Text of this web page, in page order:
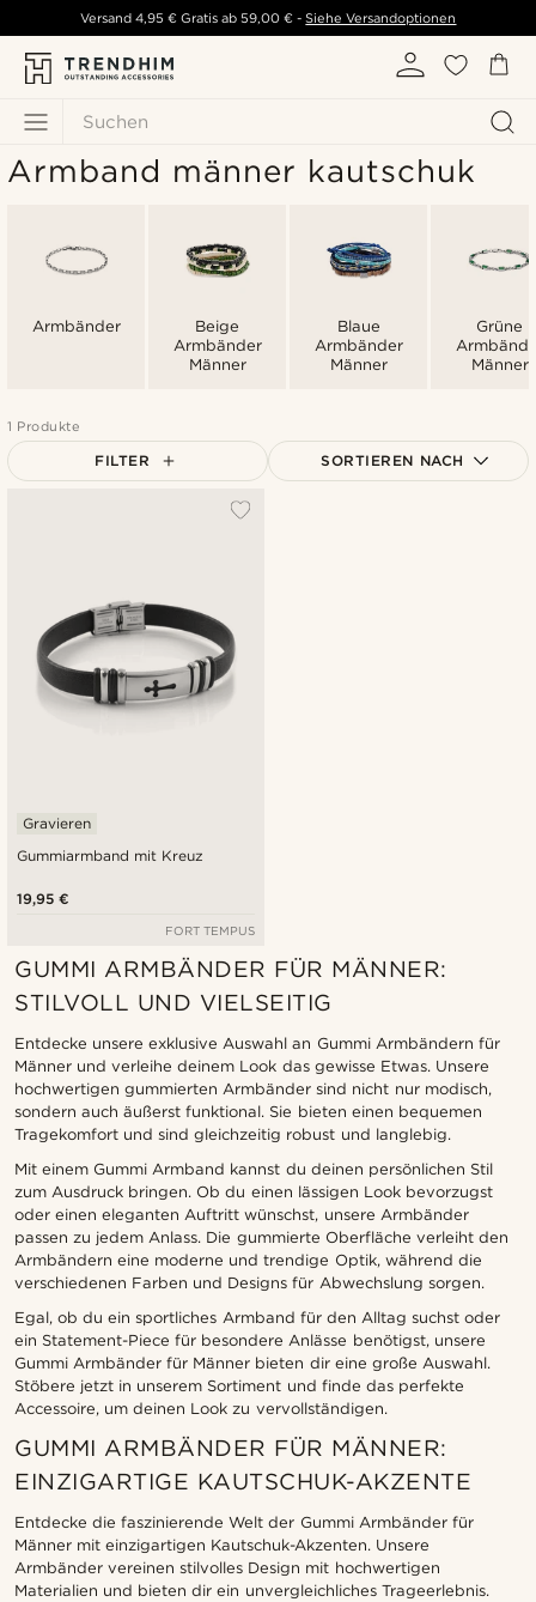
Suchen
Versand 4,95 € Gratis ab 59,00 € - Siehe Versandoptionen
Armband männer kautschuk
Armbänder
Beige
Armbänder
Männer
Blaue
Armbänder
Männer
Grüne
Männer
1 Produkte
FILTER SORTIEREN NACH
Gummiarmband mit Kreuz
Gravieren
19,95 €
FORT TEMPUS
GUMMI ARMBÄNDER FÜR MÄNNER:
STILVOLL UND VIELSEITIG
Entdecke unsere exklusive Auswahl an Gummi Armbändern für
Männer und verleihe deinem Look das gewisse Etwas. Unsere
hochwertigen gummierten Armbänder sind nicht nur modisch,
sondern auch äußerst funktional. Sie bieten einen bequemen
Tragekomfort und sind gleichzeitig robust und langlebig.
Mit einem Gummi Armband kannst du deinen persönlichen Stil
zum Ausdruck bringen. Ob du einen lässigen Look bevorzugst
oder einen eleganten Auftritt wünschst, unsere Armbänder
passen zu jedem Anlass. Die gummierte Oberfläche verleiht den
Armbändern eine moderne und trendige Optik, während die
verschiedenen Farben und Designs für Abwechslung sorgen.
Egal, ob du ein sportliches Armband für den Alltag suchst oder
ein Statement-Piece für besondere Anlässe benötigst, unsere
Gummi Armbänder für Männer bieten dir eine große Auswahl.
Stöbere jetzt in unserem Sortiment und finde das perfekte
Accessoire, um deinen Look zu vervollständigen.
GUMMI ARMBÄNDER FÜR MÄNNER:
EINZIGARTIGE KAUTSCHUK-AKZENTE
Entdecke die faszinierende Welt der Gummi Armbänder für
Männer mit einzigartigen Kautschuk-Akzenten. Unsere
Armbänder vereinen stilvolles Design mit hochwertigen
Materialien und bieten dir ein unvergleichliches Trageerlebnis.